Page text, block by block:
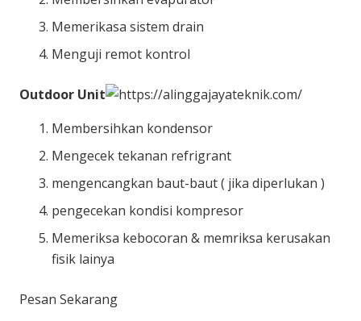
Memerikasa sistem drain
Menguji remot kontrol
Outdoor Unit
Membersihkan kondensor
Mengecek tekanan refrigrant
mengencangkan baut-baut ( jika diperlukan )
pengecekan kondisi kompresor
Memeriksa kebocoran & memriksa kerusakan
fisik lainya
Pesan Sekarang